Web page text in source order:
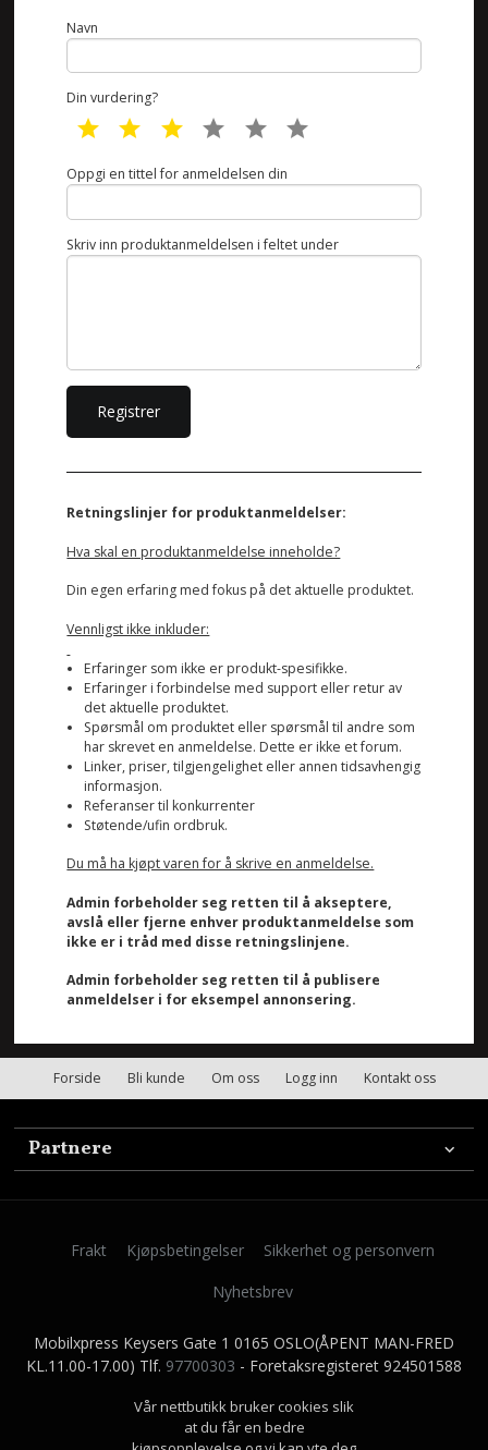
Navn
Din vurdering?
1 star 2 star 3 star 4 star 5 star
Oppgi en tittel for anmeldelsen din
Skriv inn produktanmeldelsen i feltet under
Retningslinjer for produktanmeldelser:
Hva skal en produktanmeldelse inneholde?
Din egen erfaring med fokus på det aktuelle produktet.
Vennligst ikke inkluder:
Erfaringer som ikke er produkt-spesifikke.
Erfaringer i forbindelse med support eller retur av
det aktuelle produktet.
Spørsmål om produktet eller spørsmål til andre som
har skrevet en anmeldelse. Dette er ikke et forum.
Linker, priser, tilgjengelighet eller annen tidsavhengig
informasjon.
Referanser til konkurrenter
Støtende/ufin ordbruk.
Du må ha kjøpt varen for å skrive en anmeldelse.
Admin forbeholder seg retten til å akseptere,
avslå eller fjerne enhver produktanmeldelse som
ikke er i tråd med disse retningslinjene.
Admin forbeholder seg retten til å publisere
anmeldelser i for eksempel annonsering.
Forside Bli kunde Om oss Logg inn Kontakt oss
Partnere
Frakt Kjøpsbetingelser
Sikkerhet og personvern
Nyhetsbrev
Mobilxpress Keysers Gate 1 0165 OSLO(ÅPENT MAN-FRED
KL.11.00-17.00) Tlf. 97700303 - Foretaksregisteret 924501588
Vår nettbutikk bruker cookies slik
at du får en bedre